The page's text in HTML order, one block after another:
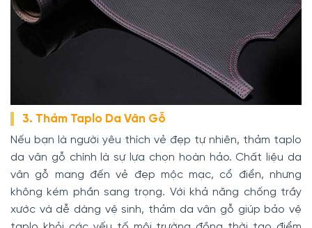
3. Thảm Taplo Da Vân Gỗ
Nếu bạn là người yêu thích vẻ đẹp tự nhiên, thảm taplo
da vân gỗ chính là sự lựa chọn hoàn hảo. Chất liệu da
vân gỗ mang đến vẻ đẹp mộc mạc, cổ điển, nhưng
không kém phần sang trọng. Với khả năng chống trầy
xước và dễ dàng vệ sinh, thảm da vân gỗ giúp bảo vệ